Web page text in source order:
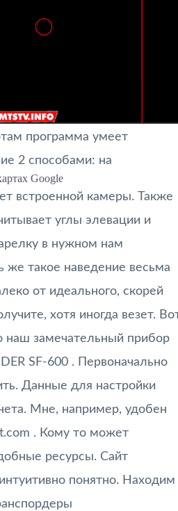
программа умеет
2 способами: на
Google
встроенной камеры. Также
углы элевации и
в нужном нам
же такое наведение весьма
от идеального, скорей
хотя иногда везет.
наш замечательный прибор
SF-600 . Первоначально
Данные для настройки
Мне, например, удобен
. Кому то может
ресурсы. Сайт
понятно. Находим